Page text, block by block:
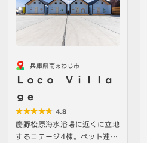
兵庫県南あわじ市
Ｌｏｃｏ Ｖｉｌｌａ
ｇｅ
4.8
慶野松原海水浴場に近くに立地
するコテージ4棟。ペット連れ